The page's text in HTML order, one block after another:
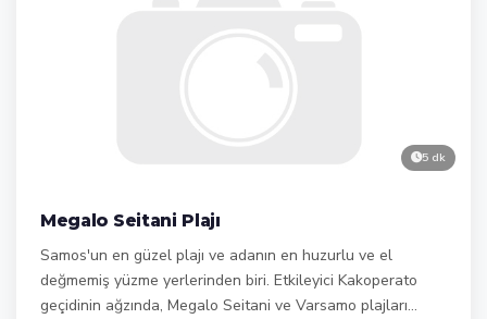
5 dk
Megalo Seitani Plajı
Samos'un en güzel plajı ve adanın en huzurlu ve el
değmemiş yüzme yerlerinden biri. Etkileyici Kakoperato
geçidinin ağzında, Megalo Seitani ve Varsamo plajları